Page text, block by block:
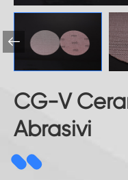

CG-V
Abrasivi